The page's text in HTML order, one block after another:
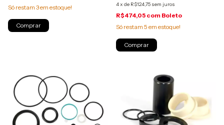
Só restam 3em estoque! 4x de R$124,75 sem juros
R$474,05 com Boleto
Só restam 5 em estoque!